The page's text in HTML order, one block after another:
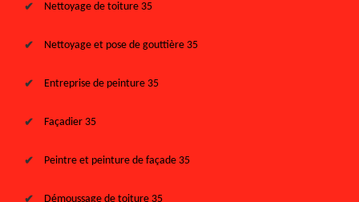
Nettoyage de toiture 35
Nettoyage et pose de gouttière 35
Entreprise de peinture 35
Façadier 35
Peintre et peinture de façade 35
Démoussage de toiture 35